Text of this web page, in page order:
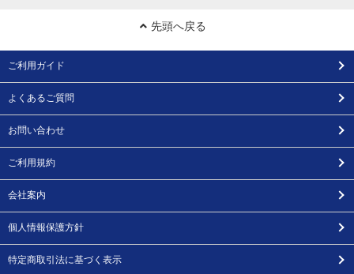
先頭へ戻る
ご利用ガイド
よくあるご質問
お問い合わせ
ご利用規約
会社案内
個人情報保護方針
特定商取引法に基づく表示